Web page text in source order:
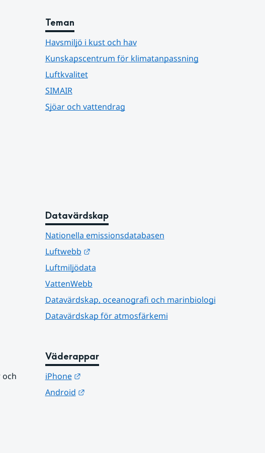
Teman
Havsmiljö i kust och hav
Kunskapscentrum för klimatanpassning
Luftkvalitet
SIMAIR
Sjöar och vattendrag
Datavärdskap
Nationella emissionsdatabasen
Luftwebb
Länk till annan webbplats.
Luftmiljödata
VattenWebb
Datavärdskap, oceanografi och marinbiologi
Datavärdskap för atmosfärkemi
Väderappar
iPhone
Länk till annan webbplats.
Android
Länk till annan webbplats.